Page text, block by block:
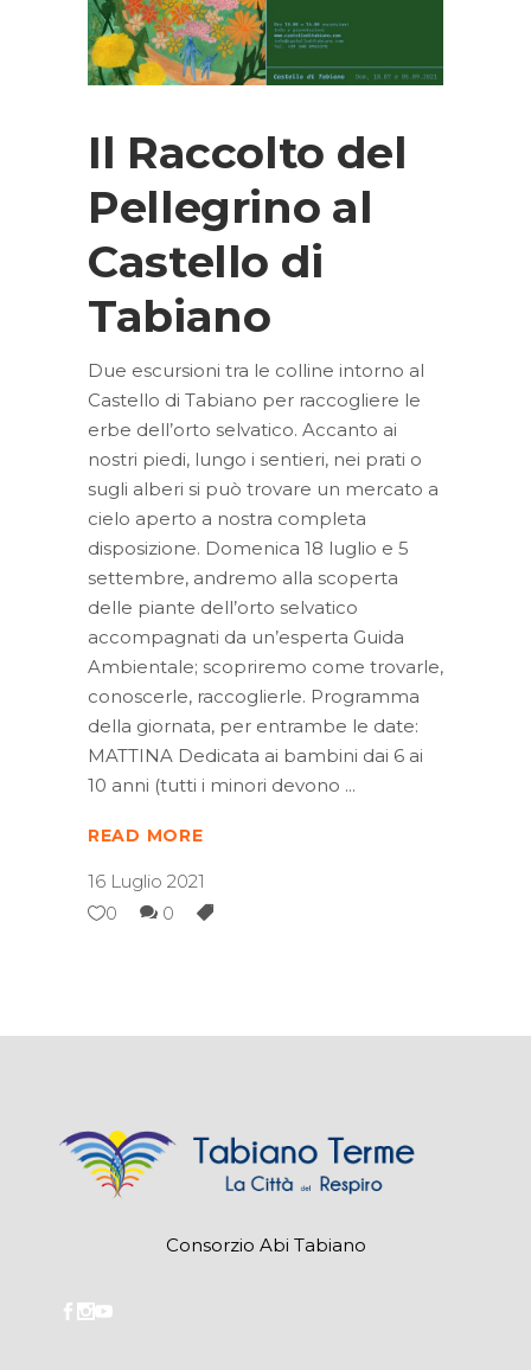
Il Raccolto del
Pellegrino al
Castello di
Tabiano
Due escursioni tra le colline intorno al
Castello di Tabiano per raccogliere le
erbe dell’orto selvatico. Accanto ai
nostri piedi, lungo i sentieri, nei prati o
sugli alberi si può trovare un mercato a
cielo aperto a nostra completa
disposizione. Domenica 18 luglio e 5
settembre, andremo alla scoperta
delle piante dell’orto selvatico
accompagnati da un’esperta Guida
Ambientale; scopriremo come trovarle,
conoscerle, raccoglierle. Programma
della giornata, per entrambe le date:
MATTINA Dedicata ai bambini dai 6 ai
10 anni (tutti i minori devono
READ MORE
16 Luglio 2021
0
0
Consorzio Abi Tabiano